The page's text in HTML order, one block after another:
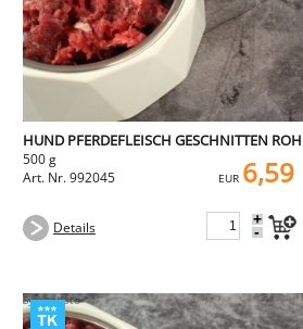
HUND PFERDEFLEISCH GESCHNITTEN ROH
500 g
Art. Nr. 992045
EUR 6,59
Details +
-